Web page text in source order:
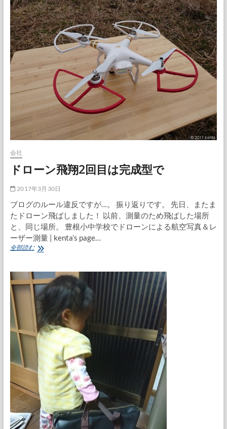
日
上
黒
川
区
役
会
慰
労
会社
ドローン飛翔2回目は完成型で
2017年3月30日
ブログのルール違反ですが…。 振り返りです。 先日、またま
たドローン飛ばしました！ 以前、測量のため飛ばした場所
と、同じ場所。 豊根小中学校でドローンによる航空写真＆レ
ーザー測量 | kenta’s page…
全部読むド
ン
飛
翔
2
回
目
は
完
成
で